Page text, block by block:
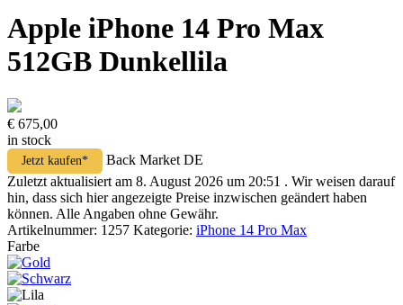
Apple iPhone 14 Pro Max
512GB Dunkellila
€ 675,00
in stock
Jetzt kaufen*
Back Market DE
Zuletzt aktualisiert am 8. August 2026 um 20:51 . Wir weisen darauf
hin, dass sich hier angezeigte Preise inzwischen geändert haben
können. Alle Angaben ohne Gewähr.
Artikelnummer: 1257 Kategorie: iPhone 14 Pro Max
Farbe